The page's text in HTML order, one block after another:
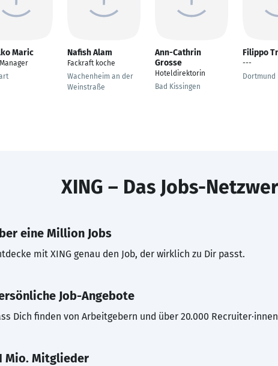
Maric Nafish Alam
Fackraft koche
Wachenheim an der
Weinstraße
Ann-Cathrin
Grosse
Hoteldirektorin
Bad Kissingen
Filippo
---
Dortmund
XING – Das Jobs-
eine Million Jobs
mit XING genau den Job, der wirklich zu Dir passt.
Job-Angebote
Dich finden von Arbeitgebern und über 20.000
Mio. Mitglieder